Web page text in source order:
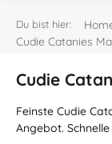
Du bist hier:
Cudie Catanies
Cudie
Feinste Cudie
Angebot.